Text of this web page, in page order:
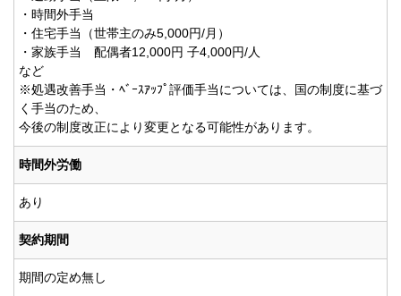
・時間外手当
・住宅手当（世帯主のみ5,000円/月）
・家族手当 配偶者12,000円 子4,000円/人
など
※処遇改善手当・ﾍﾞｰｽｱｯﾌﾟ評価手当については、国の制度に基づ
く手当のため、
今後の制度改正により変更となる可能性があります。
時間外労働
あり
契約期間
期間の定め無し